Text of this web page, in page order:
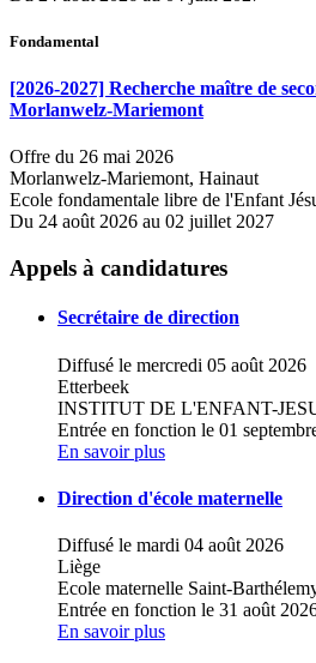
Fondamental
[2026-2027] Recherche maître de
Morlanwelz-Mariemont
Offre du 26 mai 2026
Morlanwelz-Mariemont, Hainaut
Ecole fondamentale libre de l'Enfant
Du 24 août 2026 au 02 juillet 2027
Appels à candidatures
Secrétaire de direction
Diffusé le mercredi 05 août 2026
Etterbeek
INSTITUT DE L'ENFANT-
Entrée en fonction le 01
En savoir plus
Direction d'école maternelle
Diffusé le mardi 04 août 2026
Liège
Ecole maternelle Saint-
Entrée en fonction le 31 août
En savoir plus